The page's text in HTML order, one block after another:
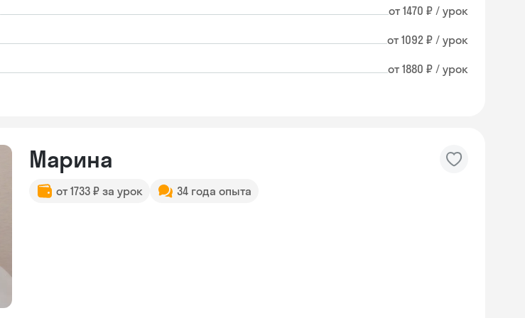
от 1470 ₽ / урок
от 1092 ₽ / урок
от 1880 ₽ / урок
Марина
от 1733 ₽ за урок 34 года опыта